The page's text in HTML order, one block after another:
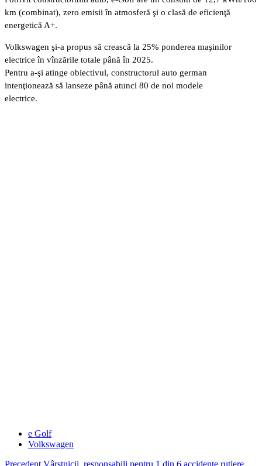
km (combinat), zero emisii în atmosferă şi o clasă de eficienţă
energetică A+.
Volkswagen şi-a propus să crească la 25% ponderea maşinilor
electrice în vînzările totale până în 2025.
Pentru a-şi atinge obiectivul, constructorul auto german
intenţionează să lanseze până atunci 80 de noi modele
electrice.
e Golf
Volkswagen
Precedent Vârstnicii, responsabili pentru 1 din 6 accidente rutiere